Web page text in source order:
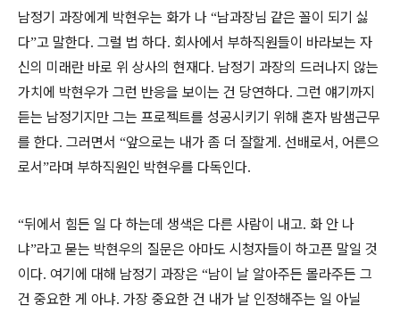
남정기 과장에게 박현우는 화가 나 “남과장님 같은 꼴이 되기 싫
다”고 말한다. 그럴 법 하다. 회사에서 부하직원들이 바라보는 자
신의 미래란 바로 위 상사의 현재다. 남정기 과장의 드러나지 않는
가치에 박현우가 그런 반응을 보이는 건 당연하다. 그런 얘기까지
듣는 남정기지만 그는 프로젝트를 성공시키기 위해 혼자 밤샘근무
를 한다. 그러면서 “앞으로는 내가 좀 더 잘할게 . 선배로서, 어른으
로서”라며 부하직원인 박현우를 다독인다.
“뒤에서 힘든 일 다 하는데 생색은 다른 사람이 내고. 화 안 나
냐”라고 묻는 박현우의 질문은 아마도 시청자들이 하고픈 말일 것
이다. 여기에 대해 남정기 과장은 “남이 날 알아주든 몰라주든 그
건 중요한 게 아냐. 가장 중요한 건 내가 날 인정해주는 일 아닐